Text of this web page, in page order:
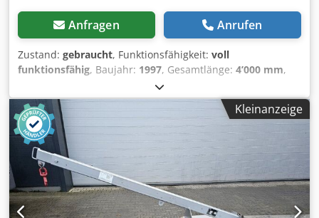
Anfragen Anrufen
Zustand: gebraucht, Funktionsfähigkeit: voll
funktionsfähig, Baujahr: 1997, Gesamtlänge: 4’000 mm,
, Leergewicht:
Einsatzbereit und voll funktionsfähig Dsdpjwika Tjfx Aliock
Zustand Technisch: sehr gut Beschreibung: JCB 500 Series;
model: 545/4/600; Lange: 4000 mm
Kleinanzeige